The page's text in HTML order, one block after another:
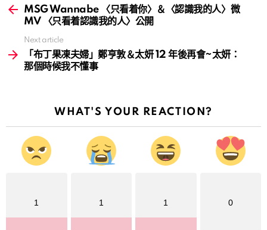
moreMSG Wannabe 〈只看着你〉＆〈認識我的人〉微
MV 〈只看着認識我的人〉公開
Next article
「布丁果凍夫婦」鄭亨敦＆太妍 12 年後再會~太妍：
那個時候我不懂事
WHAT'S YOUR REACTION?
1 1 1 0